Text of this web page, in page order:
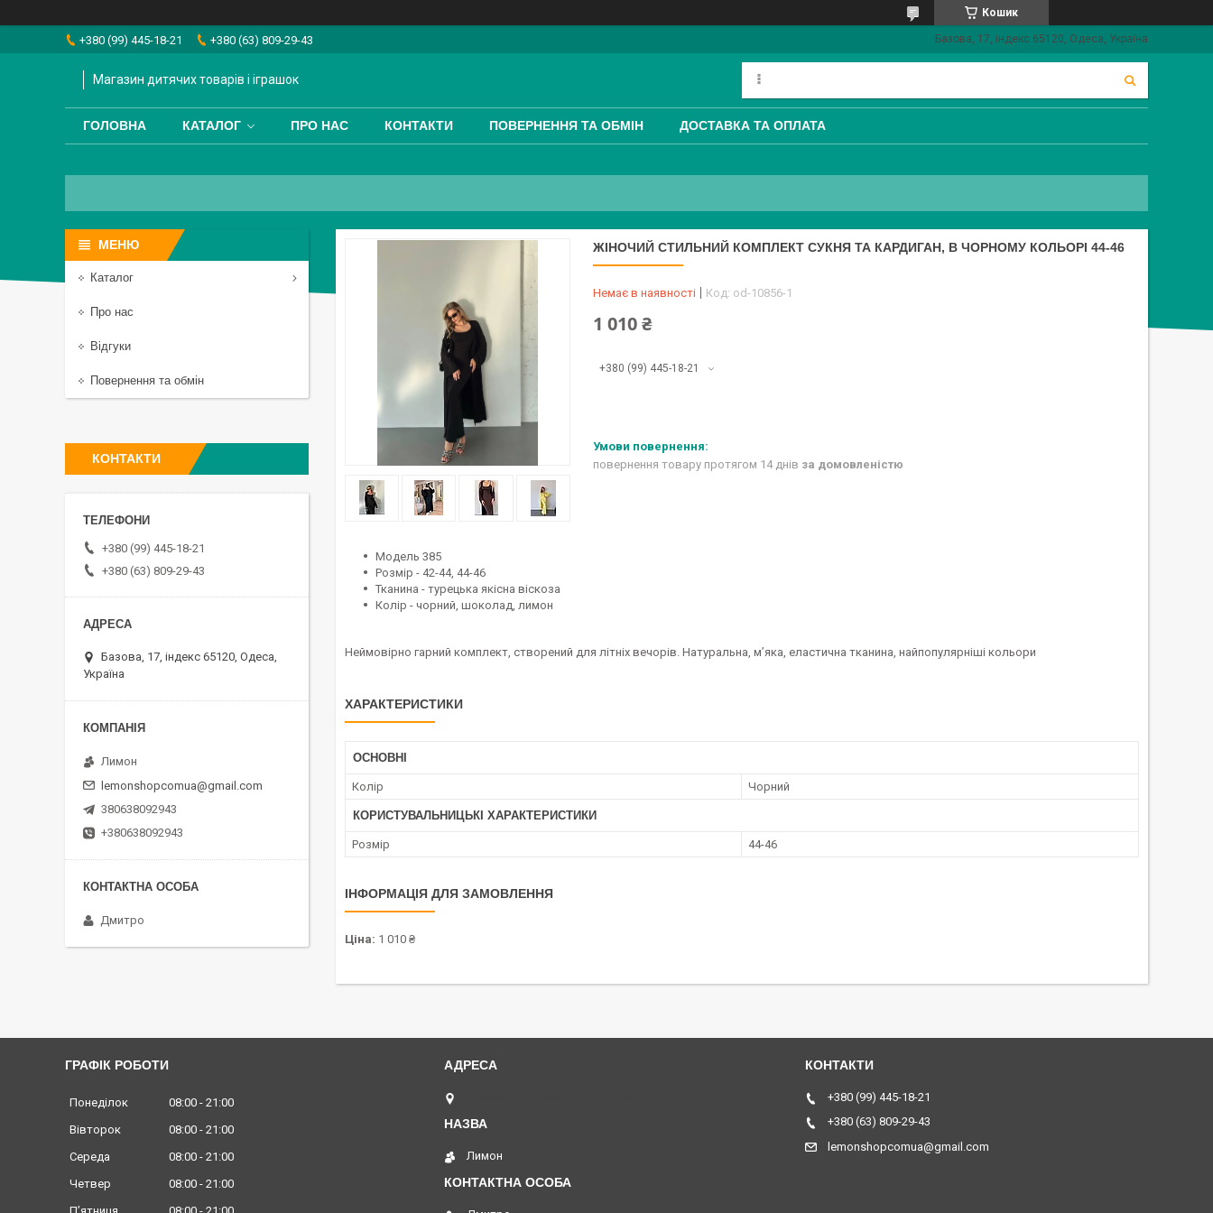
Кошик
+380 (99) 445-18-21 +380 (63) 809-29-43 Базова, 17, індекс 65120, Одеса, Україна
Магазин дитячих товарів і іграшок
ГОЛОВНА КАТАЛОГ ПРО НАС КОНТАКТИ ПОВЕРНЕННЯ ТА ОБМІН ДОСТАВКА ТА ОПЛАТА
ЖІНОЧИЙ СТИЛЬНИЙ КОМПЛЕКТ СУКНЯ ТА КАРДИГАН, В ЧОРНОМУ КОЛЬОРІ 44-46
Немає в наявності Код: od-10856-1
1 010 ₴
+380 (99) 445-18-21
повернення товару протягом 14 днів за домовленістю
Модель 385
Розмір - 42-44, 44-46
Тканина - турецька якісна віскоза
Колір - чорний, шоколад, лимон
Неймовірно гарний комплект, створений для літніх вечорів. Натуральна, м’яка, еластична тканина, найпопулярніші кольори
ХАРАКТЕРИСТИКИ
ОСНОВНІ
Колір Чорний
КОРИСТУВАЛЬНИЦЬКІ ХАРАКТЕРИСТИКИ
Розмір 44-46
ІНФОРМАЦІЯ ДЛЯ ЗАМОВЛЕННЯ
Ціна: 1 010 ₴
Каталог
Про нас
Відгуки
Повернення та обмін
КОНТАКТИ
+380 (99) 445-18-21
+380 (63) 809-29-43
Базова, 17, індекс 65120, Одеса,
Україна
Лимон
lemonshopcomua@gmail.com
380638092943
+380638092943
Дмитро
ГРАФІК РОБОТИ
Понеділок 08:00
21:00
Вівторок
08:00
21:00
Середа
08:00
21:00
Четвер
08:00
21:00
Лимон
+380 (99) 445-18-21
+380 (63) 809-29-43
lemonshopcomua@gmail.com